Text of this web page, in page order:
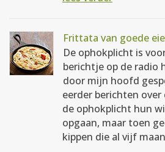
Frittata van goede
De ophokplicht is
berichtje op de radio
door mijn hoofd
eerder berichten
de ophokplicht hun
opgaan, maar toen
kippen die al vijf